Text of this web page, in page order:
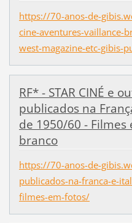
https://70-anos-de-
cine-aventures-vaillance-
west-magazine-etc-gibis-
RF* - STAR CINÉ e
publicados na
de 1950/60 -
branco
https://70-anos-de-
publicados-na-franca-e-
filmes-em-fotos/